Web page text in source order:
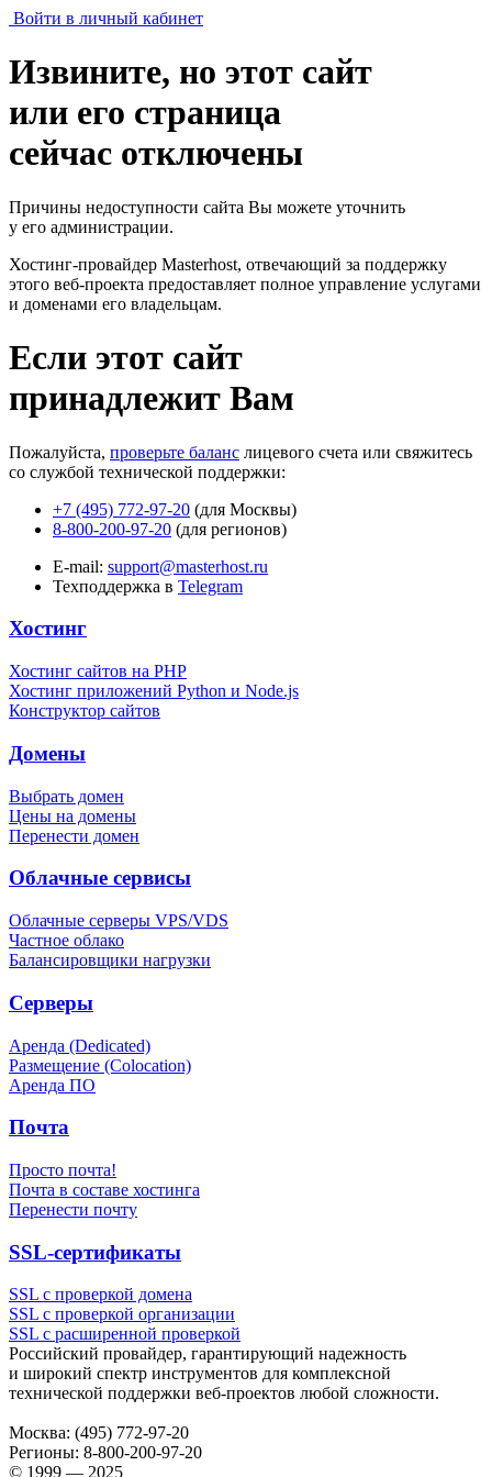
Войти в личный кабинет
Извините, но этот сайт
или его страница
сейчас отключены
Причины недоступности сайта Вы можете уточнить
у его администрации.
Хостинг-провайдер Masterhost, отвечающий за поддержку
этого веб-проекта предоставляет полное управление услугами
и доменами его владельцам.
Если этот сайт
принадлежит Вам
Пожалуйста, проверьте баланс лицевого счета или свяжитесь
со службой технической поддержки:
+7 (495) 772-97-20 (для Москвы)
8-800-200-97-20 (для регионов)
E-mail: support@masterhost.ru
Техподдержка в Telegram
Хостинг
Хостинг сайтов на PHP
Хостинг приложений Python и Node.js
Конструктор сайтов
Домены
Выбрать домен
Цены на домены
Перенести домен
Облачные сервисы
Облачные серверы VPS/VDS
Частное облако
Балансировщики нагрузки
Серверы
Аренда (Dedicated)
Размещение (Colocation)
Аренда ПО
Почта
Просто почта!
Почта в составе хостинга
Перенести почту
SSL-сертификаты
SSL с проверкой домена
SSL с проверкой организации
SSL с расширенной проверкой
Российский провайдер, гарантирующий надежность
и широкий спектр инструментов для комплексной
технической поддержки веб-проектов любой сложности.
Москва: (495) 772-97-20
Регионы: 8-800-200-97-20
© 1999 — 2025